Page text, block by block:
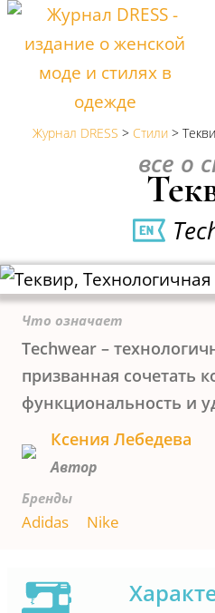
Журнал DRESS > Стили >
все о
Что означает
Techwear –
призванная сочетать
функциональность и
Ксения Лебедева
Автор
Бренды
Adidas Nike